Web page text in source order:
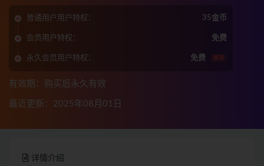
普通用户用户特权： 35金币
会员用户特权： 免费
永久会员用户特权： 免费 推荐
有效期：购买后永久有效
最近更新：2025年08月01日
详情介绍